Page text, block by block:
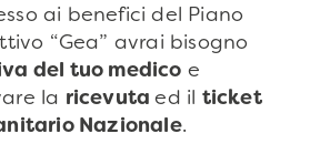
ai benefici del Piano
“Gea” avrai bisogno
del tuo medico e
la ricevutaed il ticket
Nazionale.